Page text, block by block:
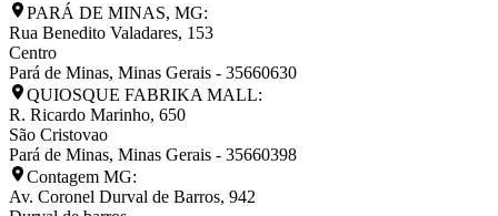
PARÁ DE MINAS, MG:
Rua Benedito Valadares, 153
Centro
Pará de Minas, Minas Gerais - 35660630
QUIOSQUE FABRIKA MALL:
R. Ricardo Marinho, 650
São Cristovao
Pará de Minas, Minas Gerais - 35660398
Contagem MG:
Av. Coronel Durval de Barros, 942